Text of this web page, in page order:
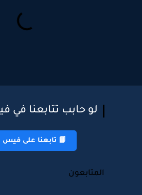
لو حابب تتابعنا في
📘 تابعنا على فيس
المتابعون